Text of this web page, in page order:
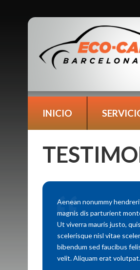
INICIO
Aenean nonummy
magnis dis parturient
Ut viverra mauris justo,
scelerisque nisl vitae
bibendum sed faucibus
velit. Aliquam erat